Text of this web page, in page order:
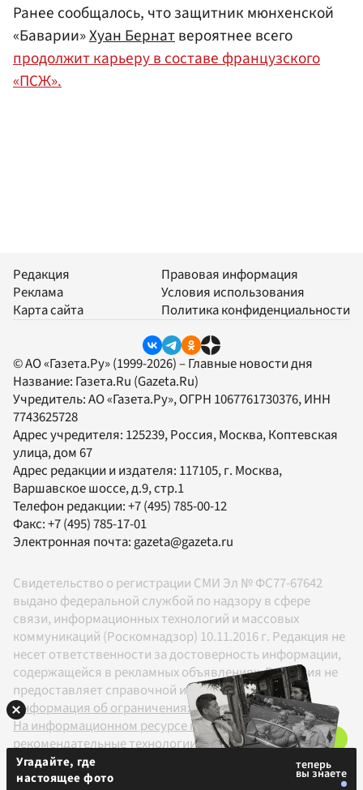
Ранее сообщалось, что защитник мюнхенской
«Баварии»Хуан Бернатвероятнее всего
продолжит карьеру в составе французского
«ПСЖ».
Редакция
Реклама
Карта сайта
Правовая информация
Условия использования
Политика конфиденциальности
© АО «Газета.Ру» (1999-2026) – Главные новости дня
Название: Газета.Ru (Gazeta.Ru)
Учредитель:АО «Газета.Ру», ОГРН 1067761730376, ИНН
7743625728
Адрес учредителя: 125239, Россия, Москва, Коптевская
улица, дом 67
Адрес редакции и издателя: 117105, г. Москва,
Варшавское шоссе, д.9, стр.1
Телефон редакции:+7 (495) 785-00-12
Факс:+7 (495) 785-17-01
Электронная почта:gazeta@gazeta.ru
Свидетельство о регистрации СМИ Эл № ФС77-67642
выдано федеральной службой по надзору в сфере
связи, информационных технологий и массовых
коммуникаций (Роскомнадзор) 10.11.2016 г. Редакция не
несет ответственности за достоверность информации,
содержащейся в рекламных объявлениях. Редакция не
предоставляет справочной информации.
Информация об ограничениях
На информационном ресурсе применяются
рекомендательные технологии в соответствии с
Правилами
Угадайте, где
настоящее фото